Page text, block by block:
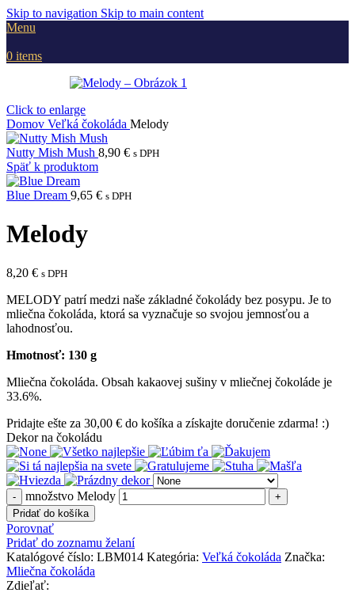
Skip to navigation Skip to main content
Menu
0 items
Click to enlarge
Domov Veľká čokoláda Melody
Nutty Mish Mush 8,90 € s DPH
Späť k produktom
Blue Dream 9,65 € s DPH
Melody
8,20 € s DPH
MELODY patrí medzi naše základné čokolády bez posypu. Je to
mliečna čokoláda, ktorá sa vyznačuje so svojou jemnosťou a
lahodnosťou.
Hmotnosť: 130 g
Mliečna čokoláda. Obsah kakaovej sušiny v mliečnej čokoláde je
33.6%.
Pridajte ešte za 30,00 € do košíka a získajte doručenie zdarma! :)
Dekor na čokoládu
množstvo Melody
Pridať do košíka
Porovnať
Pridať do zoznamu želaní
Katalógové číslo: LBM014 Kategória: Veľká čokoláda Značka:
Mliečna čokoláda
Zdieľať: